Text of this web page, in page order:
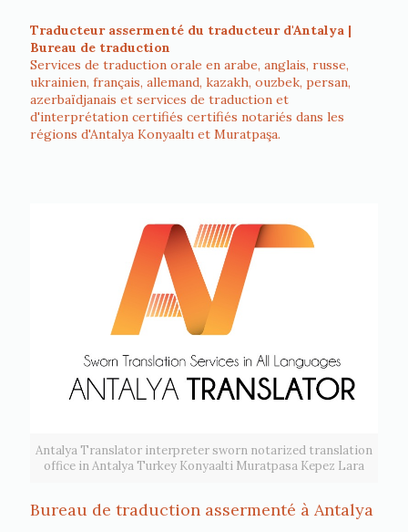
Traducteur assermenté du traducteur d'Antalya |
Bureau de traduction
Services de traduction orale en arabe, anglais, russe,
ukrainien, français, allemand, kazakh, ouzbek, persan,
azerbaïdjanais et services de traduction et
d'interprétation certifiés certifiés notariés dans les
régions d'Antalya Konyaaltı et Muratpaşa.
Antalya Translator interpreter sworn notarized translation
office in Antalya Turkey Konyaalti Muratpasa Kepez Lara
Bureau de traduction assermenté à Antalya